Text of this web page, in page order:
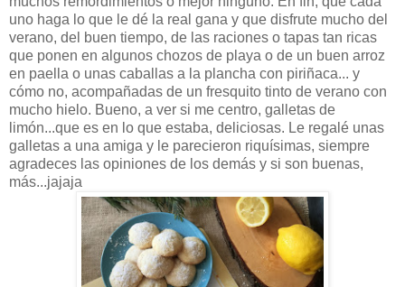
uno haga lo que le dé la real gana y que disfrute mucho del
verano, del buen tiempo, de las raciones o tapas tan ricas
que ponen en algunos chozos de playa o de un buen arroz
en paella o unas caballas a la plancha con piriñaca... y
cómo no, acompañadas de un fresquito tinto de verano con
mucho hielo. Bueno, a ver si me centro, galletas de
limón...que es en lo que estaba, deliciosas. Le regalé unas
galletas a una amiga y le parecieron riquísimas, siempre
agradeces las opiniones de los demás y si son buenas,
más...jajaja